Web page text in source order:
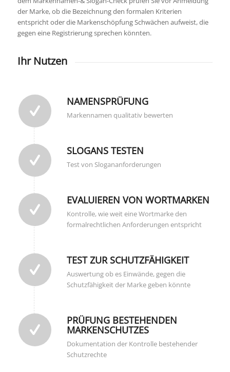
der Marke, ob die Bezeichnung den formalen Kriterien
entspricht oder die Markenschöpfung Schwächen aufweist, die
gegen eine Registrierung sprechen könnten.
Ihr Nutzen
NAMENSPRÜFUNG
Markennamen qualitativ bewerten
SLOGANS TESTEN
Test von Slogananforderungen
EVALUIEREN VON WORTMARKEN
Kontrolle, wie weit eine Wortmarke den
formalrechtlichen Anforderungen entspricht
TEST ZUR SCHUTZFÄHIGKEIT
Auswertung ob es Einwände, gegen die
Schutzfähigkeit der Marke geben könnte
PRÜFUNG BESTEHENDEN
MARKENSCHUTZES
Dokumentation der Kontrolle bestehender
Schutzrechte